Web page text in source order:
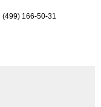
(499) 166-50-31